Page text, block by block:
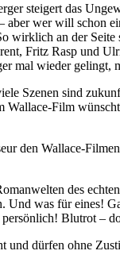
steigert das
aber wer will
an der
Fritz Rasp und
mal wieder gelingt,
Szenen sind
Film
den Wallace-
des
was für eines!
Blutrot –
und dürfen ohne